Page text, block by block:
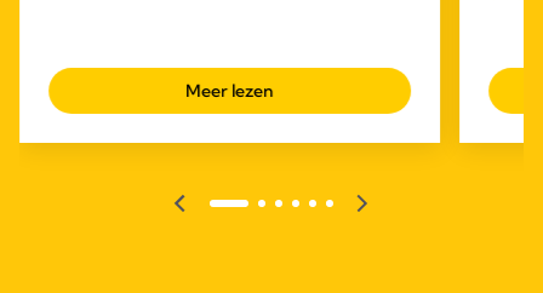
Meer lezen
5
839